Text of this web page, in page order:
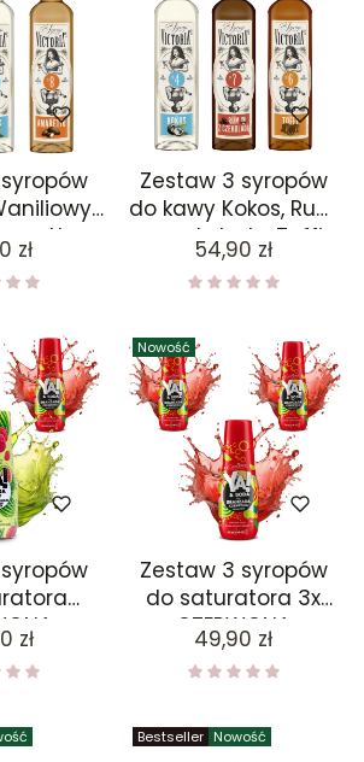
x 3
zł
Zestaw 3 syropów
do kawy Kokos, Rum
z czekoladą, Toffi
490 x 3
Cena
54,90 zł
BIAŁA
MALINA
zł
Nowość
Zestaw 3 syropów
do saturatora 3x
CZERWONA
ORANŻADA
Cena
49,90 zł
Bestseller Nowość